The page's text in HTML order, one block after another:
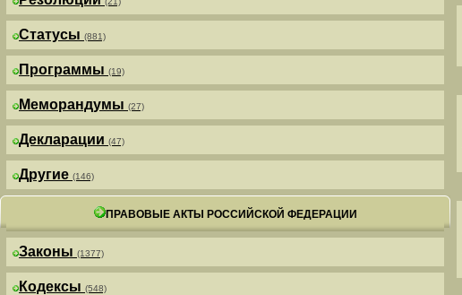
Статусы (881)
Программы (19)
Меморандумы (27)
Декларации (47)
Другие (146)
ПРАВОВЫЕ АКТЫ РОССИЙСКОЙ ФЕДЕРАЦИИ
Законы (1377)
Кодексы (548)